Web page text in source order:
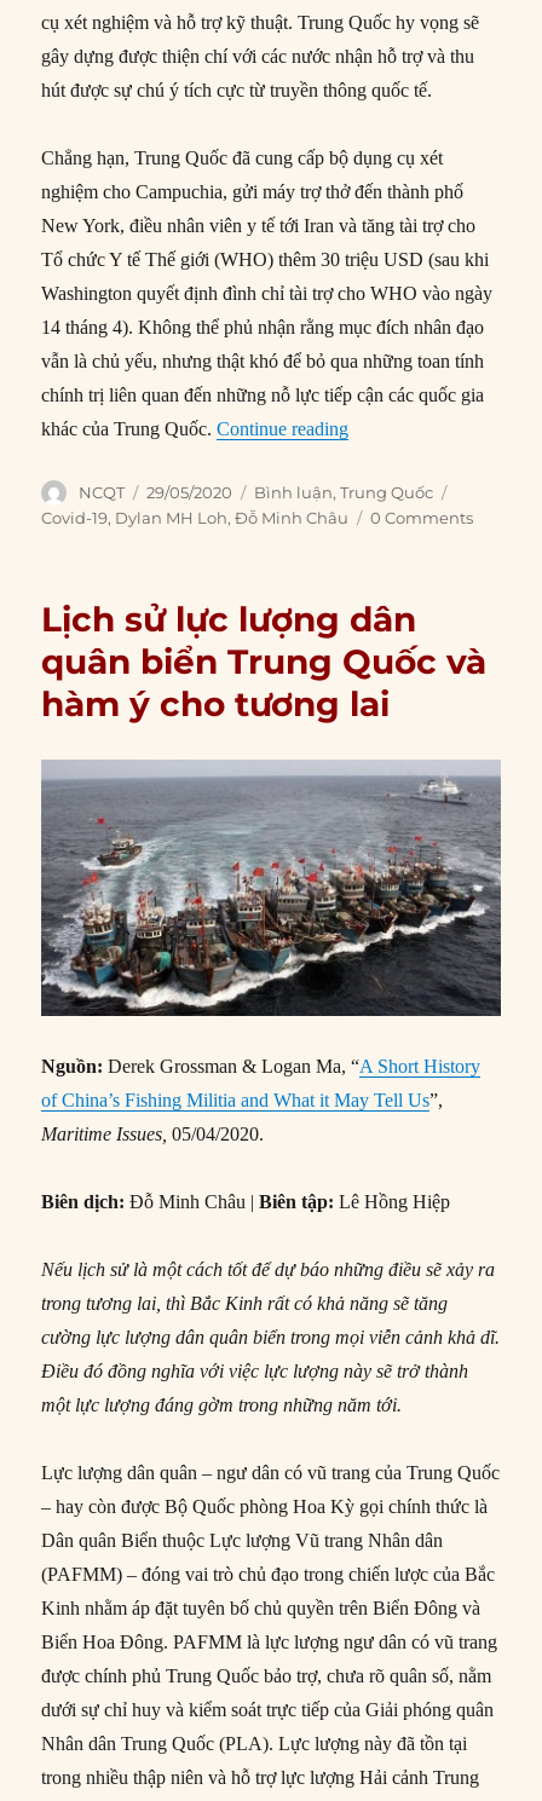
cụ xét nghiệm và hỗ trợ kỹ thuật. Trung Quốc hy vọng sẽ
gây dựng được thiện chí với các nước nhận hỗ trợ và thu
hút được sự chú ý tích cực từ truyền thông quốc tế.
Chẳng hạn, Trung Quốc đã cung cấp bộ dụng cụ xét
nghiệm cho Campuchia, gửi máy trợ thở đến thành phố
New York, điều nhân viên y tế tới Iran và tăng tài trợ cho
Tổ chức Y tế Thế giới (WHO) thêm 30 triệu USD (sau khi
Washington quyết định đình chỉ tài trợ cho WHO vào ngày
14 tháng 4). Không thể phủ nhận rằng mục đích nhân đạo
vẫn là chủ yếu, nhưng thật khó để bỏ qua những toan tính
chính trị liên quan đến những nỗ lực tiếp cận các quốc gia
khác của Trung Quốc.Continue reading“Tác dụng và hạn chế
Author
NCQT
Posted
on
29/05/2020 Categories
Bình luận,Trung Quốc
Covid-19, Dylan MH Loh,Đỗ Minh Châu 0 Comments
Lịch sử lực lượng dân
quân biển Trung Quốc và
hàm ý cho tương lai
Nguồn:Derek Grossman & Logan Ma, “A Short History
of China’s Fishing Militia and What it May Tell Us”,
Maritime Issues,05/04/2020.
Biên dịch:Đỗ Minh Châu |Biên tập:Lê Hồng Hiệp
Nếu lịch sử là một cách tốt để dự báo những điều sẽ xảy ra
trong tương lai, thì Bắc Kinh rất có khả năng sẽ tăng
cường lực lượng dân quân biển trong mọi viễn cảnh khả dĩ.
Điều đó đồng nghĩa với việc lực lượng này sẽ trở thành
một lực lượng đáng gờm trong những năm tới.
Lực lượng dân quân – ngư dân có vũ trang của Trung Quốc
– hay còn được Bộ Quốc phòng Hoa Kỳ gọi chính thức là
Dân quân Biển thuộc Lực lượng Vũ trang Nhân dân
(PAFMM) – đóng vai trò chủ đạo trong chiến lược của Bắc
Kinh nhằm áp đặt tuyên bố chủ quyền trên Biển Đông và
Biển Hoa Đông. PAFMM là lực lượng ngư dân có vũ trang
được chính phủ Trung Quốc bảo trợ, chưa rõ quân số, nằm
dưới sự chỉ huy và kiểm soát trực tiếp của Giải phóng quân
Nhân dân Trung Quốc (PLA). Lực lượng này đã tồn tại
trong nhiều thập niên và hỗ trợ lực lượng Hải cảnh Trung